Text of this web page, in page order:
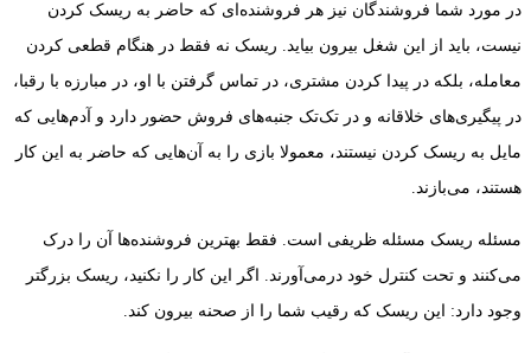
در مورد شما فروشندگان نیز هر فروشنده‌ای که حاضر به ریسک کردن
نیست، باید از این شغل بیرون بیاید. ریسک نه فقط در هنگام قطعی کردن
معامله، بلکه در پیدا کردن مشتری، در تماس گرفتن با او، در مبارزه با رقبا،
در پیگیری‌های خلاقانه و در تک‌تک جنبه‌های فروش حضور دارد و آدم‌هایی که
مایل به ریسک کردن نیستند، معمولا بازی را به آن‌هایی که حاضر به این کار
هستند، می‌بازند.
مسئله ریسک مسئله ظریفی است. فقط بهترین فروشنده‌ها آن را درک
می‌کنند و تحت کنترل خود درمی‌آورند. اگر این کار را نکنید، ریسک بزرگتر
وجود دارد: این ریسک که رقیب شما را از صحنه بیرون کند.